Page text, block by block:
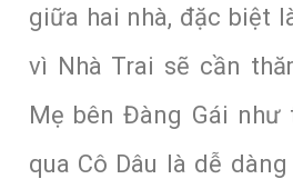
giữa hai nhà, đặc biệt
vì Nhà Trai sẽ cần
Mẹ bên Đàng Gái như
qua Cô Dâu là dễ